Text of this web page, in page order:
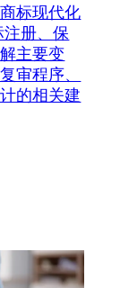
标现代化
册、保
主要变
审程序、
的相关建